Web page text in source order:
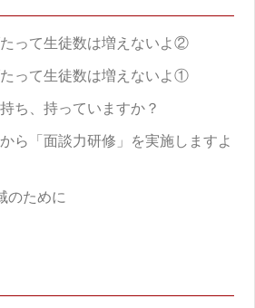
たって生徒数は増えないよ②
たって生徒数は増えないよ①
ち、持っていますか？
ら「面談力研修」を実施しますよ
のために